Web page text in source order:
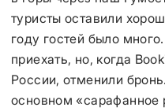
туристы оставили
году гостей было
приехать, но, когда
России, отменили
основном «сарафанное